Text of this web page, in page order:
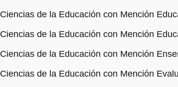
Ciencias de la Educación con Mención
Ciencias de la Educación con Mención
Ciencias de la Educación con Mención
Ciencias de la Educación con Mención